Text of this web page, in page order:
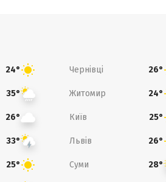
24° Чернівці 26°
35° Житомир 24°
26° Київ 25°
33° Львів 26°
25° Суми 28°